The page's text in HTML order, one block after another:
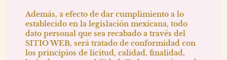
Además, a efecto de dar cumplimiento a lo
establecido en la legislación mexicana, todo
dato personal que sea recabado a través del
SITIO WEB, será tratado de conformidad con
los principios de licitud, calidad, finalidad,